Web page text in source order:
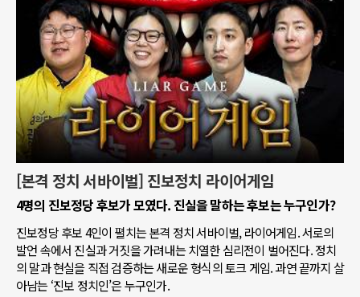
[본격 정치 서바이벌] 진보정치 라이어게임
4명의 진보정당 후보가 모였다. 진실을 말하는 후보는 누구인가?
진보정당 후보 4인이 펼치는 본격 정치 서바이벌, 라이어게임. 서로의
발언 속에서 진실과 거짓을 가려내는 치열한 심리전이 벌어진다. 정치
의 말과 현실을 직접 검증하는 새로운 형식의 토크 게임. 과연 끝까지 살
아남는 ‘진보 정치인’은 누구인가.